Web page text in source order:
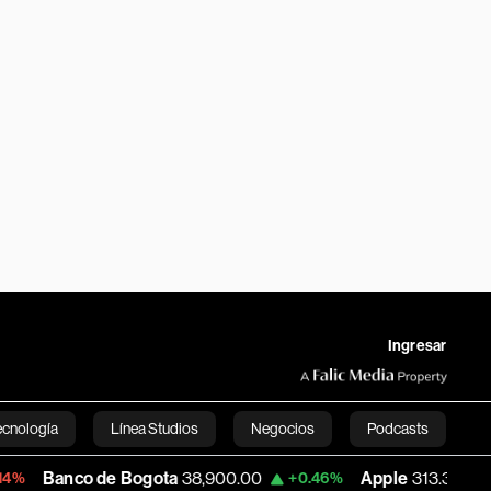
Ingresar
Línea Studios Negocios Podcasts
English
de Bogota 38,900.00 +0.46% Apple 313.305 +0.25%